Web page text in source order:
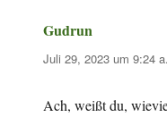
Gudrun
Juli 29, 2023 um 9:24
Ach, weißt du,